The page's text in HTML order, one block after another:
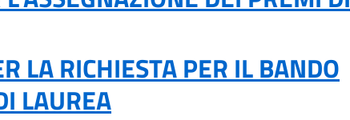
LA RICHIESTA PER IL BANDO
LAUREA